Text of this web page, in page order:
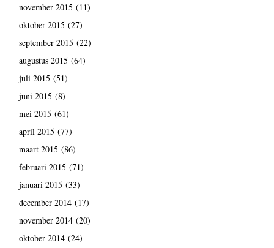
november 2015 (11)
oktober 2015 (27)
september 2015 (22)
augustus 2015 (64)
juli 2015 (51)
juni 2015 (8)
mei 2015 (61)
april 2015 (77)
maart 2015 (86)
februari 2015 (71)
januari 2015 (33)
december 2014(17)
november 2014(20)
oktober 2014(24)